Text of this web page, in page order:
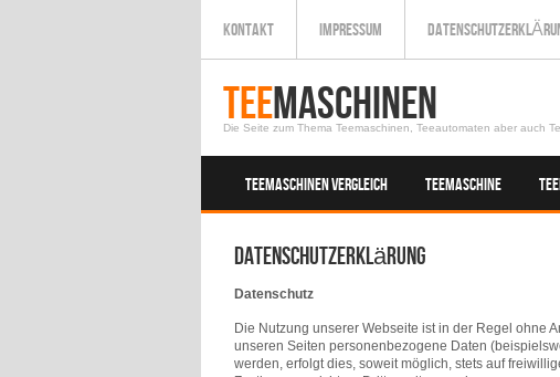
KONTAKT IMPRESSUM
TeeMaschinen
Die Seite zum Thema Teemaschinen, Teeautomaten aber auch
TEEMASCHINEN VERGLEICH TEEMASCHINE
Datenschutzerklärung
Datenschutz
Die Nutzung unserer Webseite ist in der Regel ohne
unseren Seiten personenbezogene Daten
werden, erfolgt dies, soweit möglich, stets auf